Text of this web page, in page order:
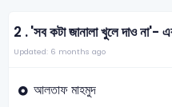
2 .'সব কটা জানালা খুলে দাও না'-
Updated: 6 months ago
আলতাফ মাহমুদ